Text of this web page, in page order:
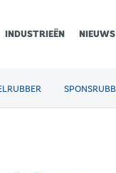
INDUSTRIEËN NIEUWS